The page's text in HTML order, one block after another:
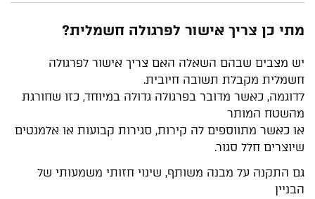
מתי כן צריך אישור לפרגולה חשמלית?
יש מצבים שבהם השאלה האם צריך אישור לפרגולה
חשמלית מקבלת תשובה חיובית.
לדוגמה, כאשר מדובר בפרגולה גדולה במיוחד, כזו שחורגת
מהשטח המותר
או כאשר מתווספים לה קירות, סגירות קבועות או אלמנטים
שיוצרים חלל סגור.
גם התקנה על מבנה משותף, שינוי חזותי משמעותי של
הבניין